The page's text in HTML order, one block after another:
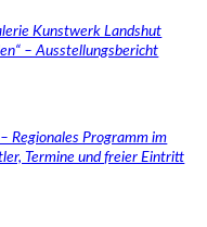
Kunstwerk Landshut
– Ausstellungsbericht
Regionales Programm im
Termine und freier Eintritt